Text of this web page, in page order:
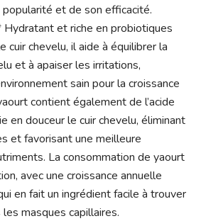
et de son efficacité.
Hydratant et riche en probiotiques
cuir chevelu, il aide à équilibrer la
et à apaiser les irritations,
sain pour la croissance
contient également de l’acide
en douceur le cuir chevelu, éliminant
et favorisant une meilleure
La consommation de yaourt
avec une croissance annuelle
en fait un ingrédient facile à trouver
masques capillaires.